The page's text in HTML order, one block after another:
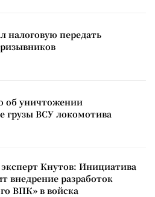
налоговую передать
об уничтожении
грузы ВСУ локомотива
Кнутов: Инициатива
внедрение разработок
ВПК» в войска